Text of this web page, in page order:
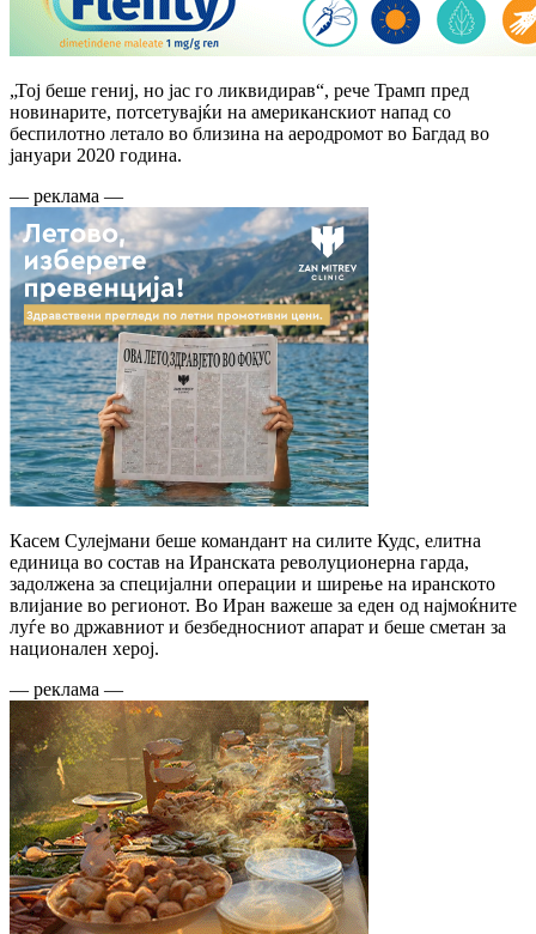
„Тој беше гениј, но јас го ликвидирав“, рече Трамп пред
новинарите, потсетувајќи на американскиот напад со
беспилотно летало во близина на аеродромот во Багдад во
јануари 2020 година.
— реклама —
Касем Сулејмани беше командант на силите Кудс, елитна
единица во состав на Иранската револуционерна гарда,
задолжена за специјални операции и ширење на иранското
влијание во регионот. Во Иран важеше за еден од најмоќните
луѓе во државниот и безбедносниот апарат и беше сметан за
национален херој.
— реклама —